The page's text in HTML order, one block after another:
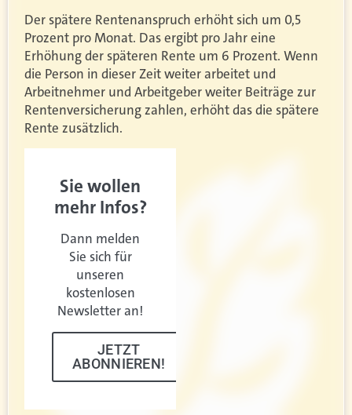
Der spätere Rentenanspruch erhöht sich um 0,5
Prozent pro Monat. Das ergibt pro Jahr eine
Erhöhung der späteren Rente um 6 Prozent. Wenn
die Person in dieser Zeit weiter arbeitet und
Arbeitnehmer und Arbeitgeber weiter Beiträge zur
Rentenversicherung zahlen, erhöht das die spätere
Rente zusätzlich.
Sie wollen
mehr Infos?
Dann melden
Sie sich für
unseren
kostenlosen
Newsletter an!
JETZT
ABONNIEREN!